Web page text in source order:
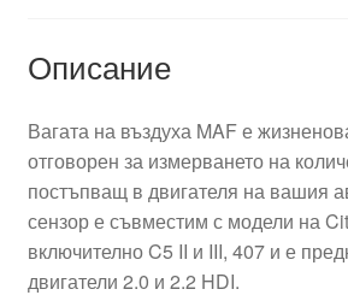
Описание
Вагата на въздуха MAF е
отговорен за измерването на
постъпващ в двигателя на вашия
сензор е съвместим с модели на
включително C5 II и III, 407 и е
двигатели 2.0 и 2.2 HDI.